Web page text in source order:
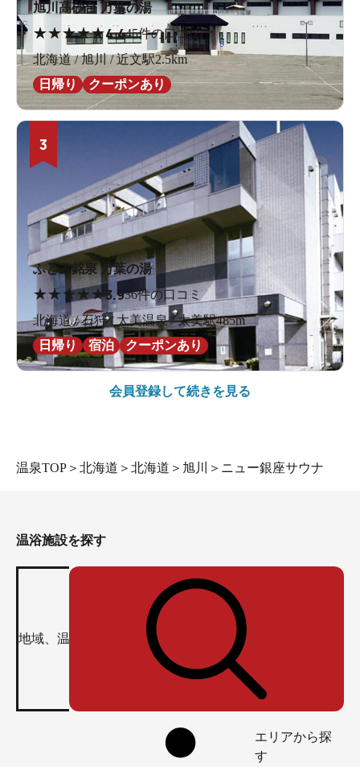
旭川高砂台 万葉の湯
★★★★★4.445件の口コミ
北海道 / 旭川 / 近文駅2.5km
日帰り
クーポンあり
3
ふとみ銘泉 万葉の湯
★★★★ ★3.936件の口コミ
北海道 / 石狩 / 太美温泉 / 太美駅485m
日帰り
宿泊 クーポンあり
会員登録して続きを見る
温泉TOP ＞ 北海道 ＞ 北海道 ＞ 旭川 ＞ ニュー銀座サウナ
温浴施設を探す
エリアから探
す